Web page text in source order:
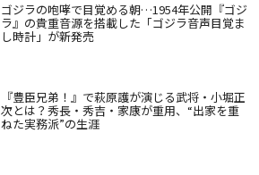
ゴジラの咆哮で目覚める朝…1954年公開『ゴジ
ラ』の貴重音源を搭載した「ゴジラ音声目覚ま
し時計」が新発売
『豊臣兄弟！』で萩原護が演じる武将・小堀正
次とは？秀長・秀吉・家康が重用、“出家を重
ねた実務派”の生涯